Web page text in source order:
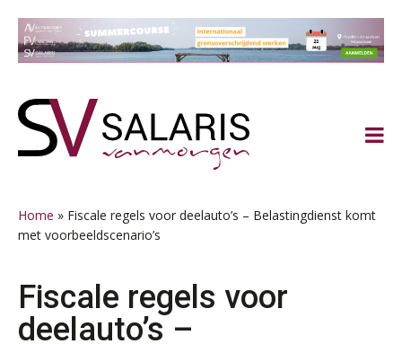
naar
hoofdnavigatie
naar
hoofd
naar
eerste
naar
voettekst
Home » Fiscale regels voor deelauto’s – Belastingdienst komt
met voorbeeldscenario’s
Fiscale regels voor
deelauto’s –